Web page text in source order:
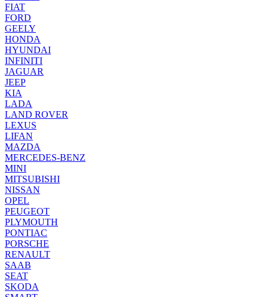
FIAT
FORD
GEELY
HONDA
HYUNDAI
INFINITI
JAGUAR
JEEP
KIA
LADA
LAND ROVER
LEXUS
LIFAN
MAZDA
MERCEDES-BENZ
MINI
MITSUBISHI
NISSAN
OPEL
PEUGEOT
PLYMOUTH
PONTIAC
PORSCHE
RENAULT
SAAB
SEAT
SKODA